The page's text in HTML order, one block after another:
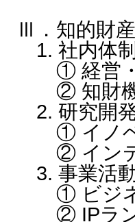
Ⅲ．知的財
1. 社内体制
① 経営・
② 知財機
2. 研究開
① イノベ
② インテ
3. 事業活
① ビジネ
② IPラン